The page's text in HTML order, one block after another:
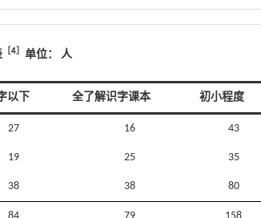
［4］ 单位： 人
以下 全了解识字课本 初小程度
27 16 43
19 25 35
38 38 80